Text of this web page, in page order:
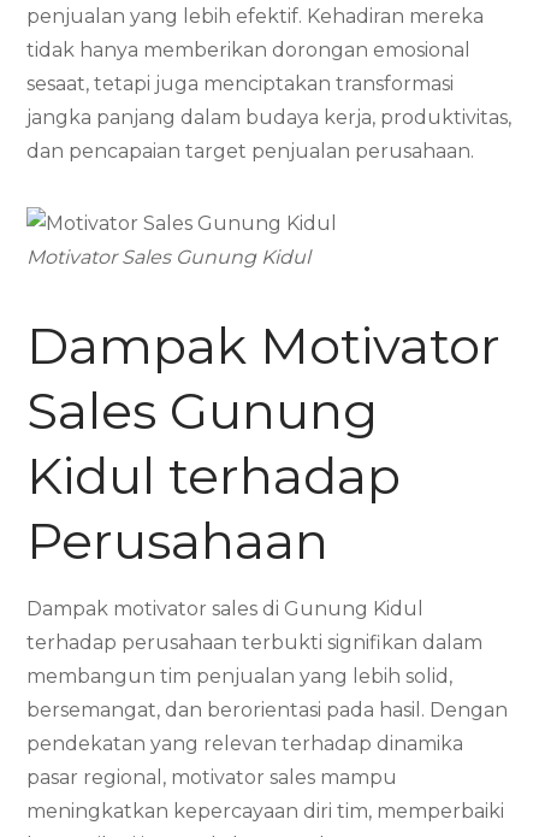
penjualan yang lebih efektif. Kehadiran mereka
tidak hanya memberikan dorongan emosional
sesaat, tetapi juga menciptakan transformasi
jangka panjang dalam budaya kerja, produktivitas,
dan pencapaian target penjualan perusahaan.
Motivator Sales Gunung Kidul
Dampak Motivator
Sales Gunung
Kidul terhadap
Perusahaan
Dampak motivator sales di Gunung Kidul
terhadap perusahaan terbukti signifikan dalam
membangun tim penjualan yang lebih solid,
bersemangat, dan berorientasi pada hasil. Dengan
pendekatan yang relevan terhadap dinamika
pasar regional, motivator sales mampu
meningkatkan kepercayaan diri tim, memperbaiki